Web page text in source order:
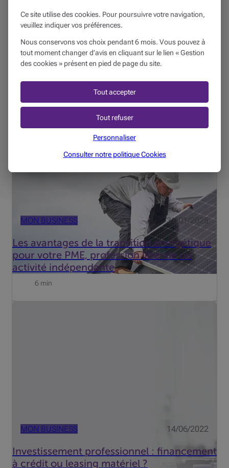
« Une banque va-t-elle prendre le temps
de comprendre mon business ? »
MON BUSINESS 31/01/2025
Les avantages de la transition énergétique
pour votre PME, profession libérale ou
activité indépendante
Engager votre PME ou votre activité libérale dans une
démarche durable peut faire la différence à de nombreux
points de vue. Mais qu'est-ce que cela implique pour
6 min
MON BUSINESS 14/06/2022
Investissement professionnel : financement
à crédit ou leasing matériel ?
Ce site utilise des cookies. Pour poursuivre votre navigation,
veuillez indiquer vos préférences.
Nous conservons vos choix pendant 6 mois. Vous pouvez à
tout moment changer d’avis en cliquant sur le lien « Gestion
des cookies » présent en pied de page du site.
Tout accepter
Tout refuser
Personnaliser
Consulter notre politiqueCookies